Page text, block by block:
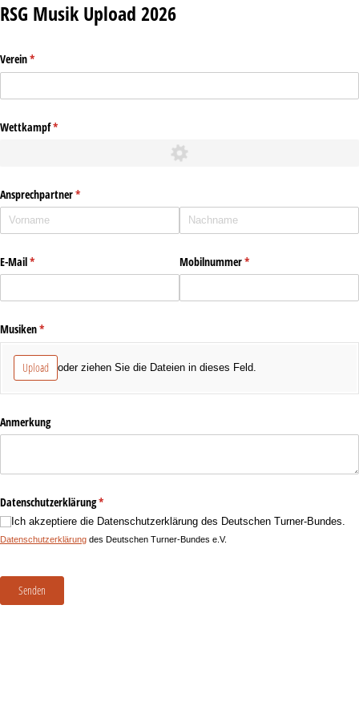
RSG Musik Upload 2026
Verein*
(erforderlich)
Wettkampf*
(erforderlich)
Ansprechpartner*
(erforderlich)
E-Mail*
(erforderlich) Mobilnummer*
(erforderlich)
Musiken*
(erforderlich)
Upload oder ziehen Sie die Dateien in dieses Feld.
Anmerkung
Datenschutzerklärung*
(erforderlich)
Ich akzeptiere die Datenschutzerklärung des Deutschen Turner-Bundes.
Datenschutzerklärung des Deutschen Turner-Bundes e.V.
Senden